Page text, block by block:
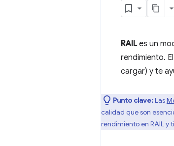
RAILes un
rendimiento.
cargar) y te
Punto clave:Las
calidad que son
rendimiento en RAIL y